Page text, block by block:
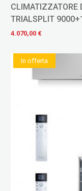
CLIMATIZZATORE
TRIALSPLIT
4.070,00 €
In offerta